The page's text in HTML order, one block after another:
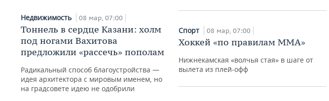
Недвижимость 08 мар, 07:00
Тоннель в сердце Казани: холм
под ногами Вахитова
предложили «рассечь» пополам
Радикальный способ благоустройства —
идея архитектора с мировым именем, но
на градсовете идею не одобрили
Спорт 08 мар, 07:00
Хоккей «по правилам ММА»
Нижнекамская «волчья стая» в шаге от
вылета из плей-офф